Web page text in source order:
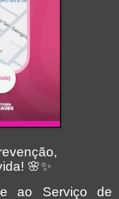
🌸✨
ao Serviço de